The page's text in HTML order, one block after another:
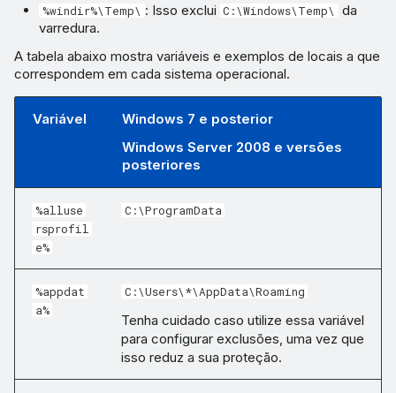
%windir%\Temp\ : Isso exclui C:\Windows\Temp\
da
varredura.
A tabela abaixo mostra variáveis e exemplos de locais a que
correspondem em cada sistema operacional.
Variável
Windows 7 e posterior
Windows Server 2008 e versões
posteriores
%alluse
rsprofil
e%
C:\ProgramData
%appdat
a%
C:\Users\*\AppData\Roaming
Tenha cuidado caso utilize essa variável
para configurar exclusões, uma vez que
isso reduz a sua proteção.